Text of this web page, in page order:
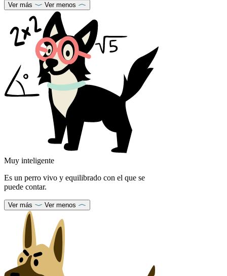
Ver más Ver menos
Muy inteligente
Es un perro vivo y equilibrado con el que se
puede contar.
Ver más Ver menos